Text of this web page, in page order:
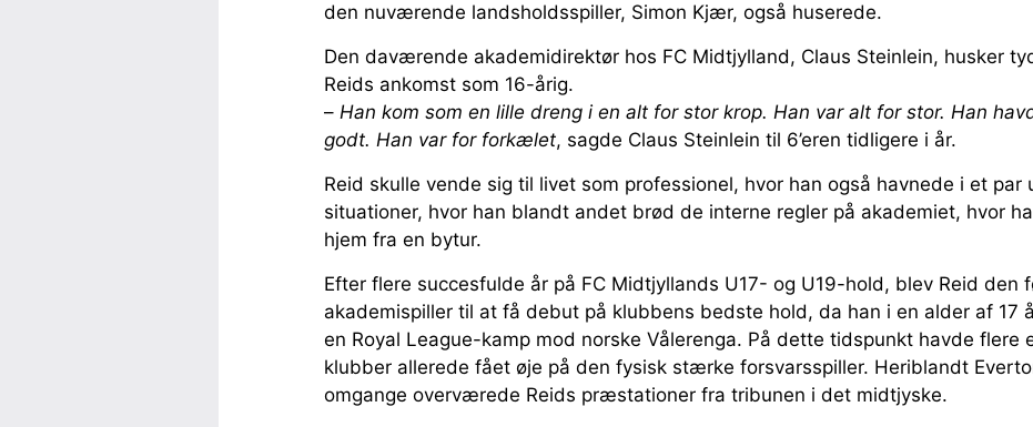
den nuværende landsholdsspiller, Simon Kjær, også huserede.
Den daværende akademidirektør hos FC Midtjylland, Claus Steinlein, husker
Reids ankomst som 16-årig.
– Han kom som en lille dreng i en alt for stor krop. Han var alt for stor. Han
godt. Han var for forkælet, sagde Claus Steinlein til 6’eren tidligere i år.
Reid skulle vende sig til livet som professionel, hvor han også havnede i et par
situationer, hvor han blandt andet brød de interne regler på akademiet, hvor
hjem fra en bytur.
Efter flere succesfulde år på FC Midtjyllands U17- og U19-hold, blev Reid den
akademispiller til at få debut på klubbens bedste hold, da han i en alder af 17
en Royal League-kamp mod norske Vålerenga. På dette tidspunkt havde flere
klubber allerede fået øje på den fysisk stærke forsvarsspiller. Heriblandt
omgange overværede Reids præstationer fra tribunen i det midtjyske.